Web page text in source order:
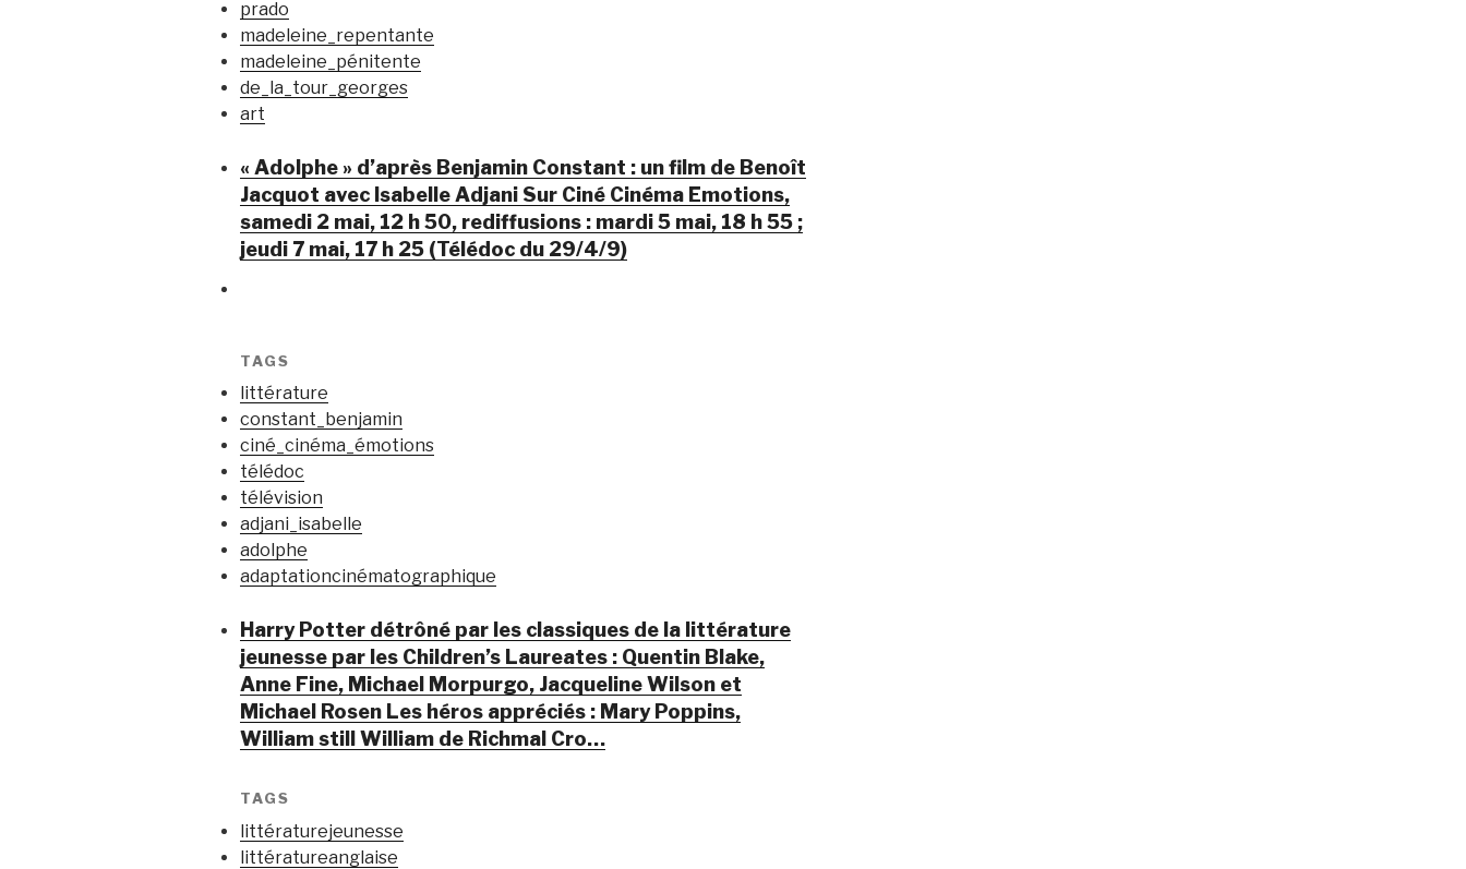
prado
madeleine_repentante
madeleine_pénitente
de_la_tour_georges
art
« Adolphe » d’après Benjamin Constant : un film de Benoît
Jacquot avec Isabelle Adjani Sur Ciné Cinéma Emotions,
samedi 2 mai, 12 h 50, rediffusions : mardi 5 mai, 18 h 55 ;
jeudi 7 mai, 17 h 25 (Télédoc du 29/4/9)
TAGS
littérature
constant_benjamin
ciné_cinéma_émotions
télédoc
télévision
adjani_isabelle
adolphe
adaptationcinématographique
Harry Potter détrôné par les classiques de la littérature
jeunesse par les Children’s Laureates : Quentin Blake,
Anne Fine, Michael Morpurgo, Jacqueline Wilson et
Michael Rosen Les héros appréciés : Mary Poppins,
William still William de Richmal Cro…
TAGS
littératurejeunesse
littératureanglaise